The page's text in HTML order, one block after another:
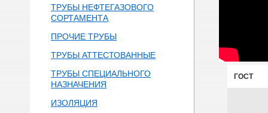
ТРУБЫ НЕФТЕГАЗОВОГО
СОРТАМЕНТА
ПРОЧИЕ ТРУБЫ
ТРУБЫ АТТЕСТОВАННЫЕ
ТРУБЫ СПЕЦИАЛЬНОГО
НАЗНАЧЕНИЯ
ИЗОЛЯЦИЯ
ГОСТ